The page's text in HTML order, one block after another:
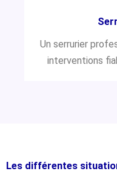
Un serrurier
interventions
Les différentes